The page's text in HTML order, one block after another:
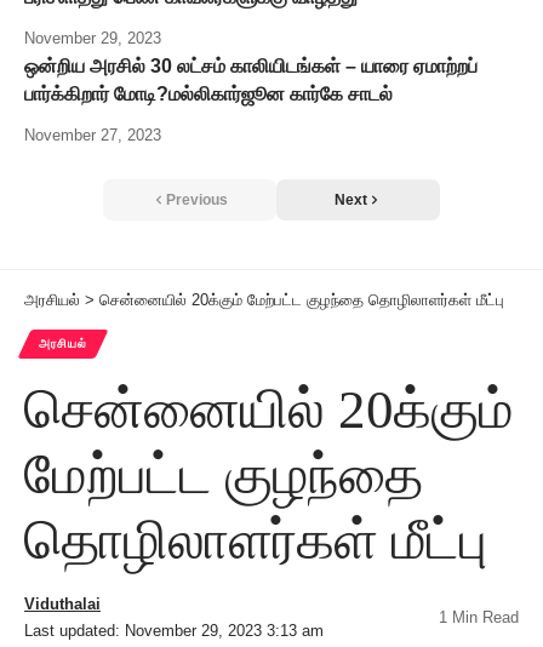
November 29, 2023
ஒன்றிய அரசில் 30 லட்சம் காலியிடங்கள் – யாரை ஏமாற்றப்
பார்க்கிறார் மோடி?மல்லிகார்ஜூன கார்கே சாடல்
November 27, 2023
Previous Next
அரசியல் > சென்னையில் 20க்கும் மேற்பட்ட குழந்தை தொழிலாளர்கள் மீட்பு
அரசியல்
சென்னையில் 20க்கும்
மேற்பட்ட குழந்தை
தொழிலாளர்கள் மீட்பு
Last updated: November 29, 2023 3:13 am
Viduthalai
1 Min Read